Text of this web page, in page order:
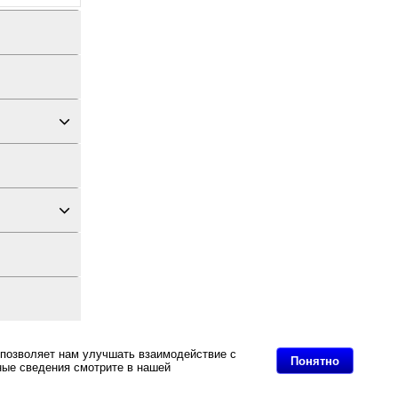
Понятно
нам улучшать взаимодействие с
сведения смотрите в нашей
, Сентябрь 2024.
и дистрибьюторов,